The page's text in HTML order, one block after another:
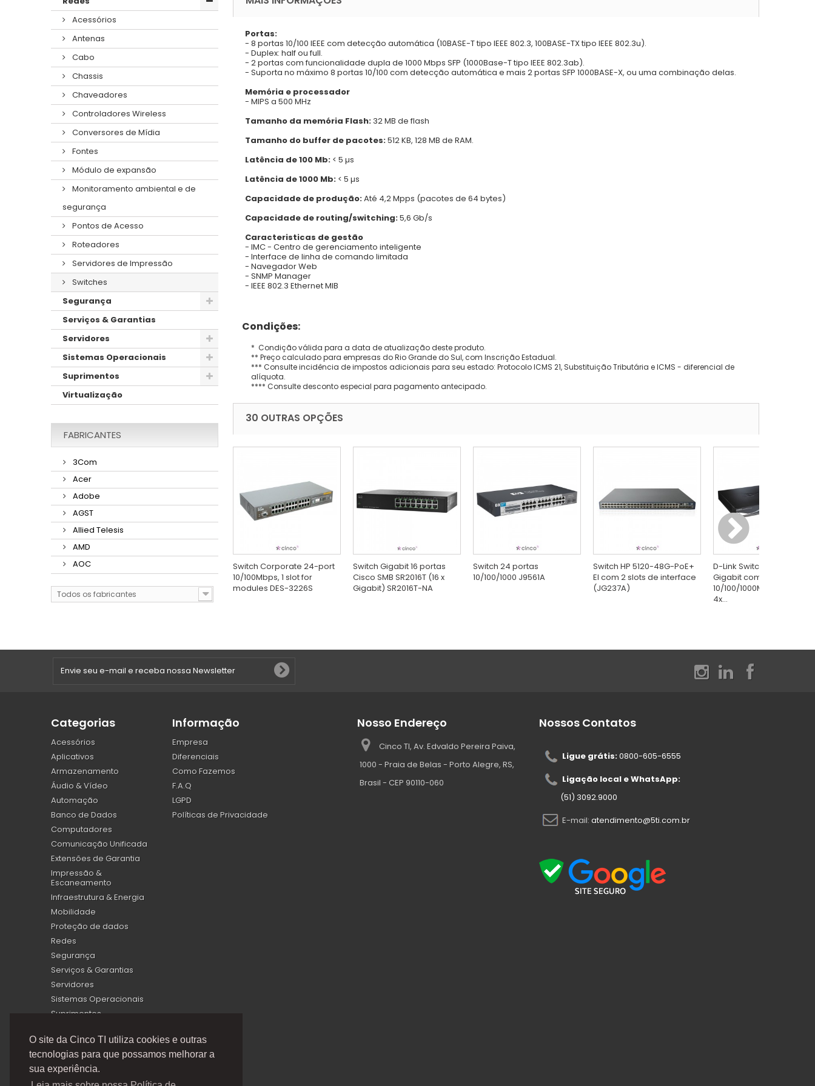
O site da Cinco TI utiliza cookies e outras
tecnologias para que possamos melhorar a
sua experiência.
Acessórios
Antenas
Cabo
Chassis
Chaveadores
Controladores Wireless
Conversores de Mídia
Fontes
Módulo de expansão
Monitoramento ambiental e de
segurança
Pontos de Acesso
Roteadores
Servidores de Impressão
Switches
Segurança
Serviços & Garantias
Servidores
Sistemas Operacionais
Suprimentos
Virtualização
FABRICANTES
3Com
Acer
Adobe
AGST
Allied Telesis
AMD
AOC
Todos os fabricantes
Portas:
- 8 portas 10/100 IEEE com detecção automática (10BASE-T tipo IEEE 802.3, 100BASE-TX tipo IEEE 802.3u).
- Duplex: half ou full.
- 2 portas com funcionalidade dupla de 1000 Mbps SFP (1000Base-T tipo IEEE 802.3ab).
- Suporta no máximo 8 portas 10/100 com detecção automática e mais 2 portas SFP 1000BASE-X, ou uma combinação delas.
Memória e processador
- MIPS a 500 MHz
Tamanho da memória Flash: 32 MB de flash
Tamanho do buffer de pacotes:512 KB, 128 MB de RAM.
Latência de 100 Mb: < 5 µs
Latência de 1000 Mb: < 5 µs
Capacidade de produção:Até 4,2 Mpps (pacotes de 64 bytes)
Capacidade de routing/switching:5,6 Gb/s
Caracteristicas de gestão
- IMC - Centro de gerenciamento inteligente
- Interface de linha de comando limitada
- Navegador Web
- SNMP Manager
- IEEE 802.3 Ethernet MIB
Condições:
* Condição válida para a data de atualização deste produto.
** Preço calculado para empresas do Rio Grande do Sul, com Inscrição Estadual.
*** Consulte incidência de impostos adicionais para seu estado: Protocolo ICMS 21, Substituição Tributária e ICMS - diferencial de
alíquota.
**** Consulte desconto especial para pagamento antecipado.
30 OUTRAS OPÇÕES
Switch Corporate 24-port
10/100Mbps, 1 slot for
modules DES-3226S
Switch Gigabit 16 portas
Cisco SMB SR2016T (16 x
Gigabit) SR2016T-NA
Switch 24 portas
10/100/1000 J9561A
Switch HP 5120-48G-PoE+
EI com 2 slots de interface
(JG237A)
D-Link Switch Gerenciável
Gigabit com 24x
10/100/1000Mbps RJ45 +
4x...
Categorias
Acessórios
Aplicativos
Armazenamento
Áudio & Vídeo
Automação
Banco de Dados
Computadores
Comunicação Unificada
Extensões de Garantia
Impressão &
Escaneamento
Infraestrutura & Energia
Mobilidade
Proteção de dados
Redes
Segurança
Serviços & Garantias
Servidores
Sistemas Operacionais
Suprimentos
Informação
Empresa
Diferenciais
Como Fazemos
F.A.Q
LGPD
Políticas de Privacidade
Nosso Endereço
Cinco TI, Av. Edvaldo Pereira Paiva,
1000 - Praia de Belas - Porto Alegre, RS,
Brasil - CEP 90110-060
Nossos Contatos
Ligue grátis:0800-605-6555
Ligação local e WhatsApp:
(51) 3092.9000
E-mail: atendimento@5ti.com.br